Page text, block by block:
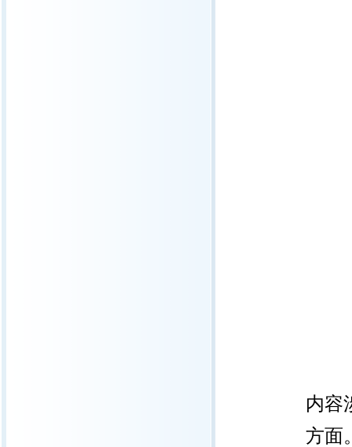
内容
方面